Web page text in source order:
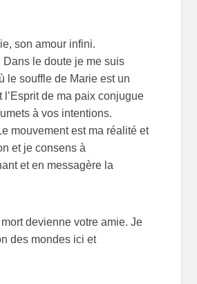
son amour infini.
le doute je me suis
le souffle de Marie est un
de ma paix conjugue
à vos intentions.
mouvement est ma réalité et
et je consens à
et en messagère la
devienne votre amie. Je
des mondes ici et